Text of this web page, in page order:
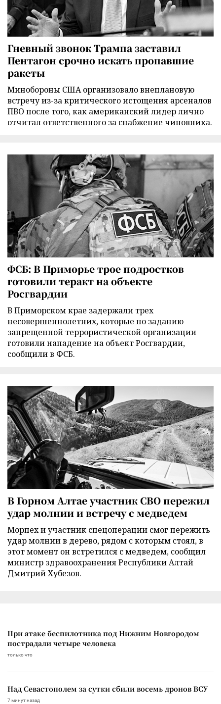
Гневный звонок Трампа заставил
Пентагон срочно искать пропавшие
ракеты
Минобороны США организовало внеплановую
встречу из-за критического истощения арсеналов
ПВО после того, как американский лидер лично
отчитал ответственного за снабжение чиновника.
ФСБ: В Приморье трое подростков
готовили теракт на объекте
Росгвардии
В Приморском крае задержали трех
несовершеннолетних, которые по заданию
запрещенной террористической организации
готовили нападение на объект Росгвардии,
сообщили в ФСБ.
В Горном Алтае участник СВО пережил
удар молнии и встречу с медведем
Морпех и участник спецоперации смог пережить
удар молнии в дерево, рядом с которым стоял, в
этот момент он встретился с медведем, сообщил
министр здравоохранения Республики Алтай
Дмитрий Хубезов.
При атаке беспилотника под Нижним Новгородом
пострадали четыре человека
только что
Над Севастополем за сутки сбили восемь дронов ВСУ
7 минут назад